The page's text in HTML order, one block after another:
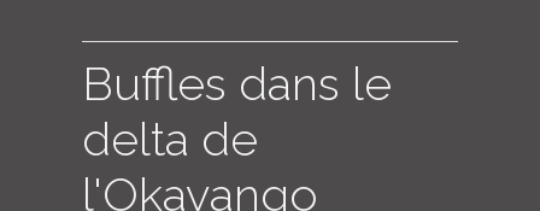
LOGIN
Buffles dans le
delta de
l'Okavango